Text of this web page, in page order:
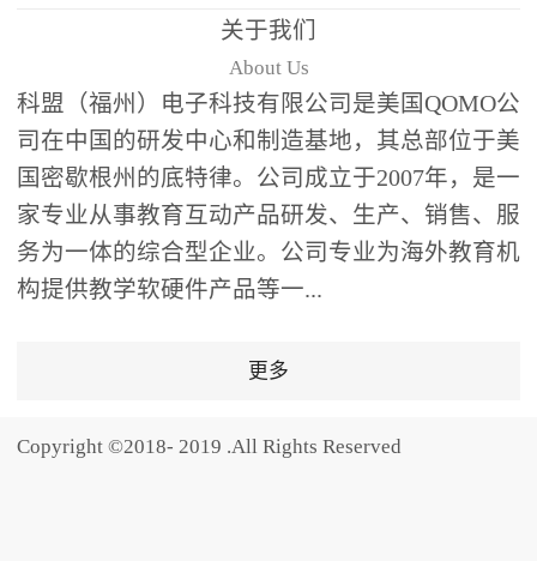
等基础题型，学生通过答
题器快速响应，系统实时
统计答题数据并生成可视
化图表，让教师瞬间掌握
学生知识掌握情况。主观
反馈：包含简答题、观点
阐述等开放式互动，鼓励
学生自由表达思考过程，
培养批判性思维与表达能
功能增加课堂趣味性，同
关于我们
About Us
科盟（福州）电子科技有限公司是美国QOMO公
司在中国的研发中心和制造基地，其总部位于美
国密歇根州的底特律。公司成立于2007年，是一
家专业从事教育互动产品研发、生产、销售、服
务为一体的综合型企业。公司专业为海外教育机
构提供教学软硬件产品等一...
更多
Copyright ©2018- 2019 .All Rights Reserved